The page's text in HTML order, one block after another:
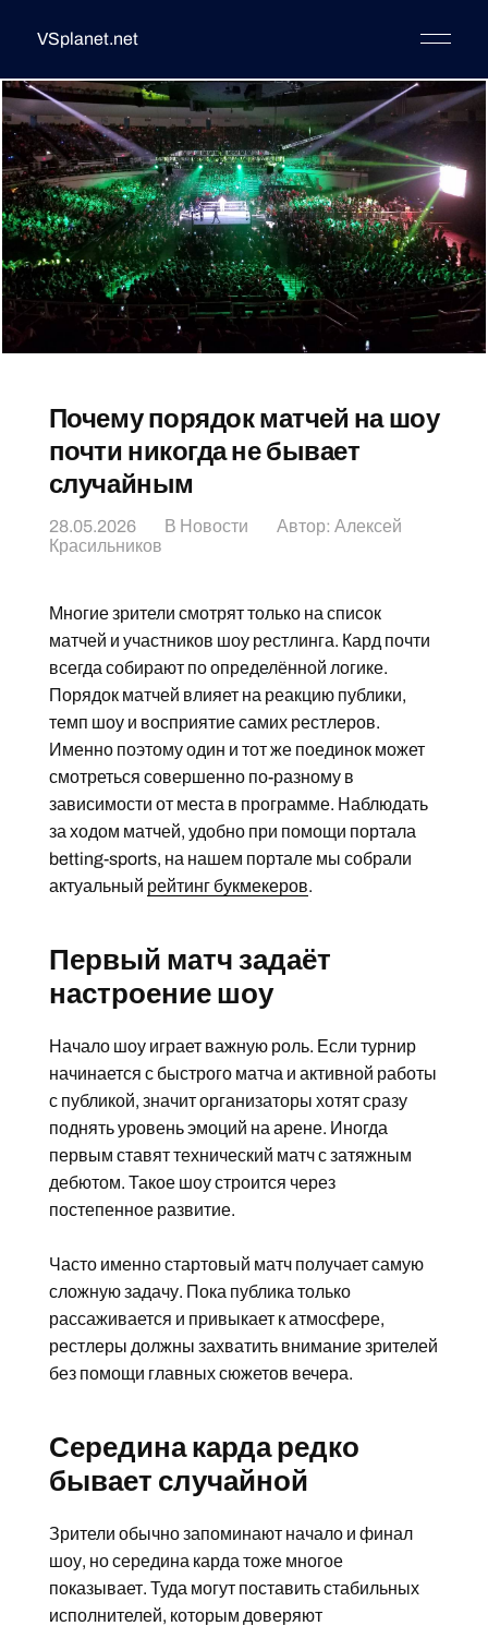
VSplanet.net
Почему порядок матчей на шоу
почти никогда не бывает
случайным
28.05.2026 В Новости Автор: Алексей
Красильников
Многие зрители смотрят только на список
матчей и участников шоу рестлинга. Кард почти
всегда собирают по определённой логике.
Порядок матчей влияет на реакцию публики,
темп шоу и восприятие самих рестлеров.
Именно поэтому один и тот же поединок может
смотреться совершенно по-разному в
зависимости от места в программе. Наблюдать
за ходом матчей, удобно при помощи портала
betting-sports, на нашем портале мы собрали
актуальный рейтинг букмекеров.
Первый матч задаёт
настроение шоу
Начало шоу играет важную роль. Если турнир
начинается с быстрого матча и активной работы
с публикой, значит организаторы хотят сразу
поднять уровень эмоций на арене. Иногда
первым ставят технический матч с затяжным
дебютом. Такое шоу строится через
постепенное развитие.
Часто именно стартовый матч получает самую
сложную задачу. Пока публика только
рассаживается и привыкает к атмосфере,
рестлеры должны захватить внимание зрителей
без помощи главных сюжетов вечера.
Середина карда редко
бывает случайной
Зрители обычно запоминают начало и финал
шоу, но середина карда тоже многое
показывает. Туда могут поставить стабильных
исполнителей, которым доверяют